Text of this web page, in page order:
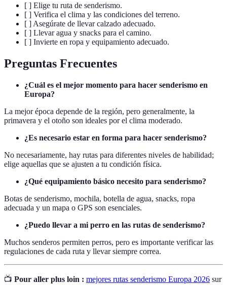
[ ] Elige tu ruta de senderismo.
[ ] Verifica el clima y las condiciones del terreno.
[ ] Asegúrate de llevar calzado adecuado.
[ ] Llevar agua y snacks para el camino.
[ ] Invierte en ropa y equipamiento adecuado.
Preguntas Frecuentes
¿Cuál es el mejor momento para hacer senderismo en
Europa?
La mejor época depende de la región, pero generalmente, la
primavera y el otoño son ideales por el clima moderado.
¿Es necesario estar en forma para hacer senderismo?
No necesariamente, hay rutas para diferentes niveles de habilidad;
elige aquellas que se ajusten a tu condición física.
¿Qué equipamiento básico necesito para senderismo?
Botas de senderismo, mochila, botella de agua, snacks, ropa
adecuada y un mapa o GPS son esenciales.
¿Puedo llevar a mi perro en las rutas de senderismo?
Muchos senderos permiten perros, pero es importante verificar las
regulaciones de cada ruta y llevar siempre correa.
📺 Pour aller plus loin : mejores rutas senderismo Europa 2026 sur